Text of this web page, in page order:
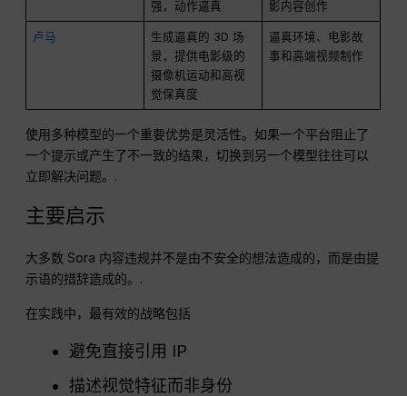
强，动作逼真
影内容创作
卢马
生成逼真的 3D 场
景，提供电影级的
摄像机运动和高视
觉保真度
逼真环境、电影故
事和高端视频制作
使用多种模型的一个重要优势是灵活性。如果一个平台阻止了
一个提示或产生了不一致的结果，切换到另一个模型往往可以
立即解决问题。.
主要启示
大多数 Sora 内容违规并不是由不安全的想法造成的，而是由提
示语的措辞造成的。.
在实践中，最有效的战略包括
避免直接引用 IP
描述视觉特征而非身份